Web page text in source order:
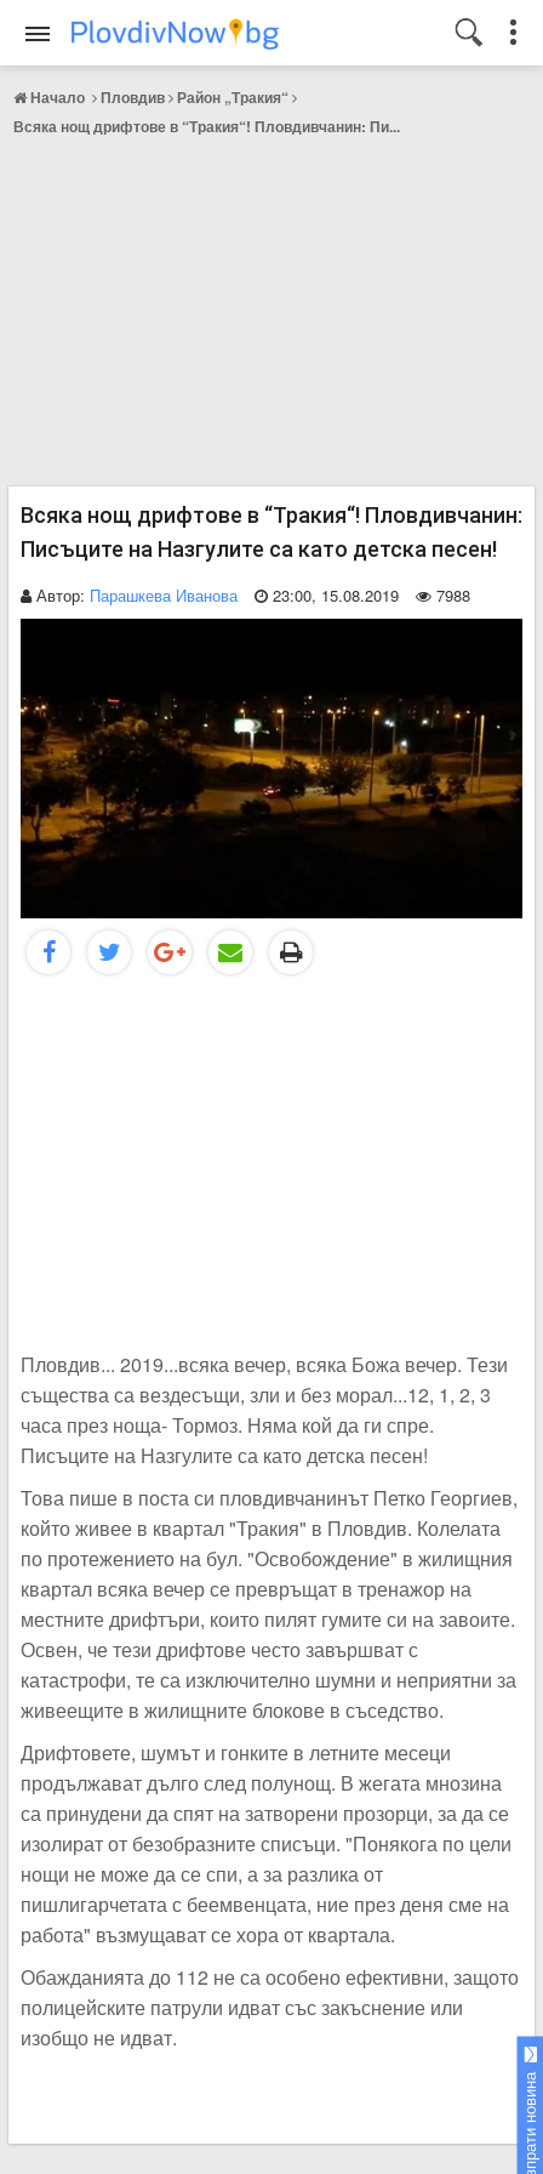
Начало Пловдив Район „Тракия“
Всяка нощ дрифтове в “Тракия“! Пловдивчанин: Пи...
Всяка нощ дрифтове в “Тракия“! Пловдивчанин:
Писъците на Назгулите са като детска песен!
Автор: Парашкева Иванова 23:00, 15.08.2019 7988
Пловдив... 2019...всяка вечер, всяка Божа вечер. Тези
същества са вездесъщи, зли и без морал...12, 1, 2, 3
часа през ноща- Тормоз. Няма кой да ги спре.
Писъците на Назгулите са като детска песен!
Това пише в поста си пловдивчанинът Петко Георгиев,
който живее в квартал "Тракия" в Пловдив. Колелата
по протежението на бул. "Освобождение" в жилищния
квартал всяка вечер се превръщат в тренажор на
местните дрифтъри, които пилят гумите си на завоите.
Освен, че тези дрифтове често завършват с
катастрофи, те са изключително шумни и неприятни за
живеещите в жилищните блокове в съседство.
Дрифтовете, шумът и гонките в летните месеци
продължават дълго след полунощ. В жегата мнозина
са принудени да спят на затворени прозорци, за да се
изолират от безобразните списъци. "Понякога по цели
нощи не може да се спи, а за разлика от
пишлигарчетата с беемвенцата, ние през деня сме на
работа" възмущават се хора от квартала.
Обажданията до 112 не са особено ефективни, защото
полицейските патрули идват със закъснение или
изобщо не идват.
Изпрати новина